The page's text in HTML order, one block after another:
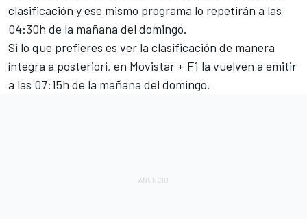
clasificación y ese mismo programa lo repetirán a las
04:30h de la mañana del domingo.
Si lo que prefieres es ver la clasificación de manera
íntegra a posteriori, en Movistar + F1 la vuelven a emitir
a las 07:15h de la mañana del domingo.